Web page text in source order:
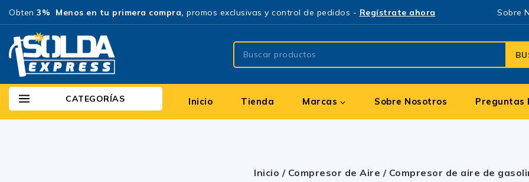
Obten 3% Menos en tu primera compra, promos exclusivas y control de pedidos - Regístrate ahora Sobre
CATEGORÍAS Inicio Tienda Marcas Sobre Nosotros Preguntas
Inicio / Compresor de Aire / Compresor de aire de